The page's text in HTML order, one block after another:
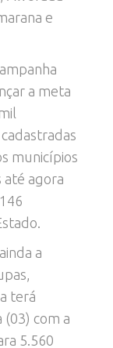
e
a meta
municípios
até agora
a
terá
(03) com a
5.560